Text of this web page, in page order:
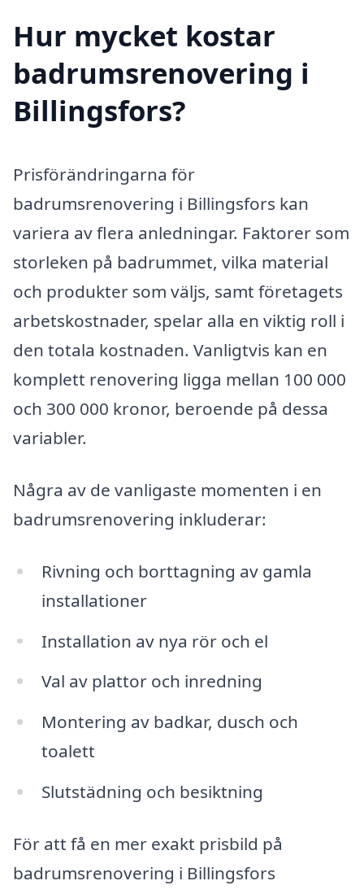
Hur mycket kostar
badrumsrenovering i
Billingsfors?
Prisförändringarna för
badrumsrenovering i Billingsfors kan
variera av flera anledningar. Faktorer som
storleken på badrummet, vilka material
och produkter som väljs, samt företagets
arbetskostnader, spelar alla en viktig roll i
den totala kostnaden. Vanligtvis kan en
komplett renovering ligga mellan 100 000
och 300 000 kronor, beroende på dessa
variabler.
Några av de vanligaste momenten i en
badrumsrenovering inkluderar:
Rivning och borttagning av gamla
installationer
Installation av nya rör och el
Val av plattor och inredning
Montering av badkar, dusch och
toalett
Slutstädning och besiktning
För att få en mer exakt prisbild på
badrumsrenovering i Billingsfors